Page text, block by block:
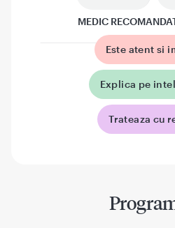
MEDIC
Este atent si
Explica pe
Trateaza cu